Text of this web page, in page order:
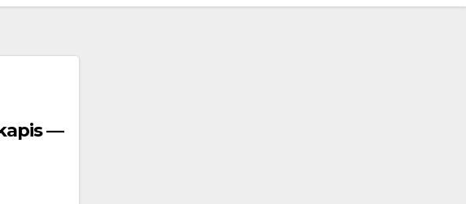
—